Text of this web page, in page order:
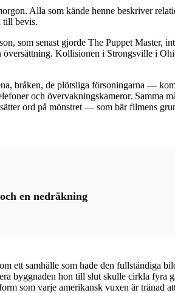
Alla som kände henne beskriver
till bevis.
som senast gjorde The Puppet
Kollisionen i Strongsville i
bråken, de plötsliga försoningarna —
och övervakningskameror. Samma
ord på mönstret — som bär filmens
en nedräkning
ett samhälle som hade den fullständiga
byggnaden hon till slut skulle cirkla fyra
som varje amerikansk vuxen är tränad